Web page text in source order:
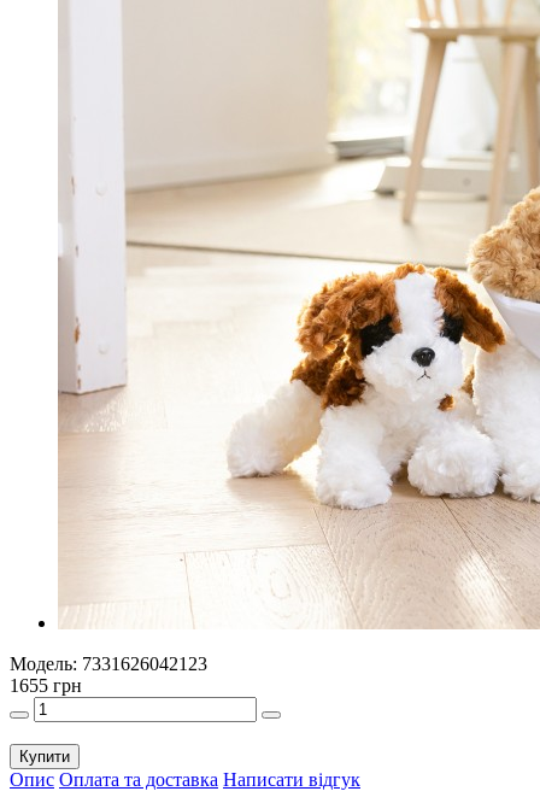
Модель: 7331626042123
1655 грн
Купити
Опис Оплата та доставка Написати відгук